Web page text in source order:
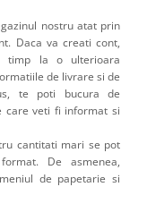
nostru atat prin
Daca va creati cont,
timp la o ulterioara
de livrare si de
te poti bucura de
care veti fi informat si
cantitati mari se pot
De asmenea,
de papetarie si